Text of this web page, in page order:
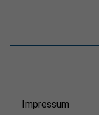
Impressum